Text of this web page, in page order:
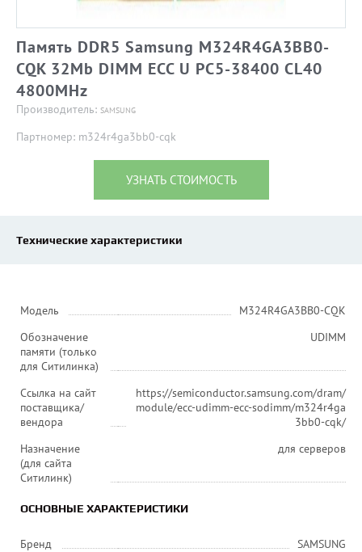
Память DDR5 Samsung M324R4GA3BB0-
CQK 32Mb DIMM ECC U PC5-38400 CL40
4800MHz
Производитель: SAMSUNG
Партномер: m324r4ga3bb0-cqk
УЗНАТЬ СТОИМОСТЬ
Технические характеристики
Модель
M324R4GA3BB0-CQK
Обозначение
памяти (только
для Ситилинка)
UDIMM
Ссылка на сайт
поставщика/
вендора
https://semiconductor.samsung.com/dram/
module/ecc-udimm-ecc-sodimm/m324r4ga
3bb0-cqk/
Назначение
(для сайта
Ситилинк)
для серверов
ОСНОВНЫЕ ХАРАКТЕРИСТИКИ
Бренд
SAMSUNG